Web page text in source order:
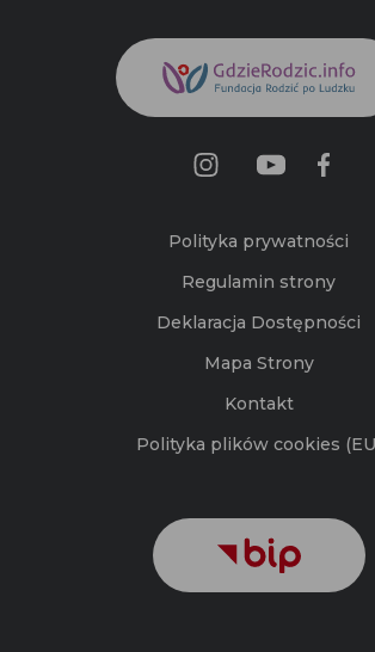
Polityka prywatności
Regulamin strony
Deklaracja Dostępności
Mapa Strony
Kontakt
Polityka plików cookies